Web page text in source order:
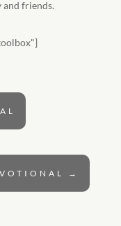
and friends.
→